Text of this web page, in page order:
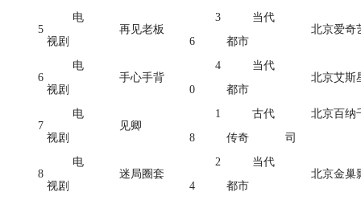
5
电
视剧
再见老板
3
6
当代
都市
北京爱奇
6
电
视剧
手心手背
4
0
当代
都市
北京艾斯
7
电
视剧
见卿
1
8
古代
传奇
北京百纳
司
8
电
视剧
迷局圈套
2
4
当代
都市
北京金巢